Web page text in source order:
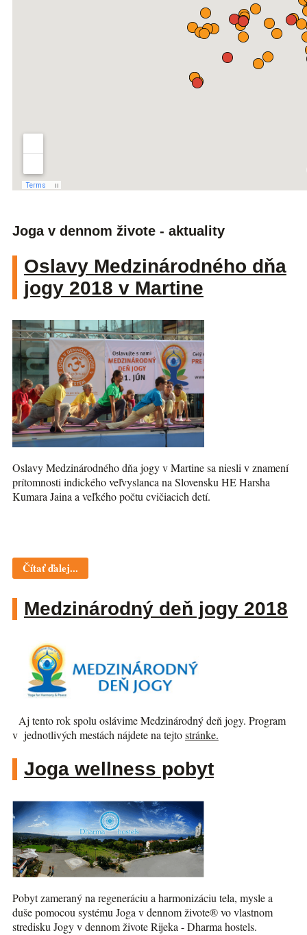
Joga v dennom živote - aktuality
Oslavy Medzinárodného dňa
jogy 2018 v Martine
Oslavy Medzinárodného dňa jogy v Martine sa niesli v znamení
prítomnosti indického veľvyslanca na Slovensku HE Harsha
Kumara Jaina a veľkého počtu cvičiacich detí.
Čítať ďalej...
Medzinárodný deň jogy 2018
Aj tento rok spolu oslávime Medzinárodný deň jogy. Program
v jednotlivých mestách nájdete na tejtostránke.
Joga wellness pobyt
Pobyt zameraný na regeneráciu a harmonizáciu tela, mysle a
duše pomocou systému Joga v dennom živote® vo vlastnom
stredisku Jogy v dennom živote Rijeka - Dharma hostels.